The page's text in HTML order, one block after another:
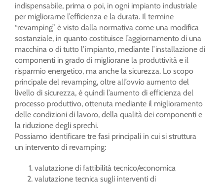
indispensabile, prima o poi, in ogni impianto industriale
per migliorarne l’efficienza e la durata. Il termine
“revamping” è visto dalla normativa come una modifica
sostanziale, in quanto costituisce l’aggiornamento di una
macchina o di tutto l’impianto, mediante l’installazione di
componenti in grado di migliorane la produttività e il
risparmio energetico, ma anche la sicurezza. Lo scopo
principale del revamping, oltre all’ovvio aumento del
livello di sicurezza, è quindi l’aumento di efficienza del
processo produttivo, ottenuta mediante il miglioramento
delle condizioni di lavoro, della qualità dei componenti e
la riduzione degli sprechi.
Possiamo identificare tre fasi principali in cui si struttura
un intervento di revamping:
valutazione di fattibilità tecnico/economica
valutazione tecnica sugli interventi di